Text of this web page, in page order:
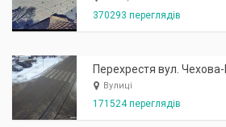
370293 переглядів
Перехрестя вул.
Вулиці
171524 переглядів